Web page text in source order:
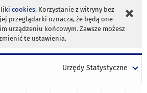
cookies. Korzystanie z witryny bez
przeglądarki oznacza, że będą one
urządzeniu końcowym. Zawsze możesz
te ustawienia.
Urzędy Statystyczne